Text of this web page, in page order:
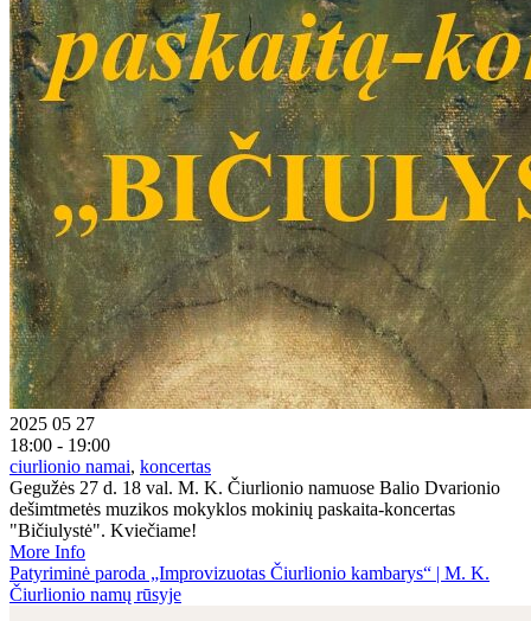
2025 05 27
18:00 - 19:00
ciurlionio namai, koncertas
Gegužės 27 d. 18 val. M. K. Čiurlionio namuose Balio Dvarionio
dešimtmetės muzikos mokyklos mokinių paskaita-koncertas
"Bičiulystė". Kviečiame!
More Info
Patyriminė paroda „Improvizuotas Čiurlionio kambarys“ | M. K.
Čiurlionio namų rūsyje